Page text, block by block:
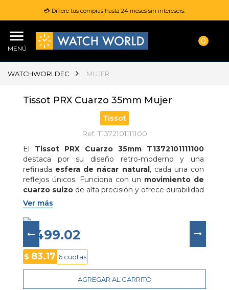
💳 Difiere tus compras hasta 24 meses sin interesers.
MENÚ
0
WATCHWORLDEC MUJER
Tissot PRX Cuarzo 35mm Mujer
Tissot
Ref. T1372101111100
El Tissot PRX Cuarzo 35mm T1372101111100
destaca por su diseño retro-moderno y una
refinada esfera de nácar natural, cada una con
reflejos únicos. Funciona con un movimiento de
cuarzo suizo de alta precisión y ofrece durabilidad
gracias a su
cristal de zafiro resistente a rayaduras
brazalete intercambiable
aporta versatilidad,
convirtiéndolo en un accesorio elegante y
funcional para el día a día.
Ver más
$ 499.02
$ 83.17 6 cuotas
AGREGAR AL CARRITO